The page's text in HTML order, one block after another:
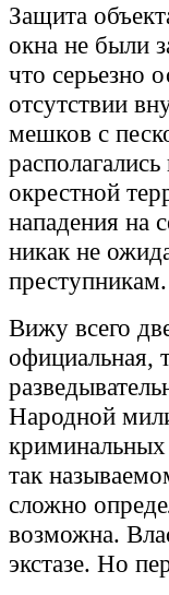
Защита
окна не были
что серьезно
отсутствии
мешков с
окрестной
нападения на
никак не
преступникам.
Вижу всего
официальная,
Народной
так
сложно
возможна.
экстазе. Но